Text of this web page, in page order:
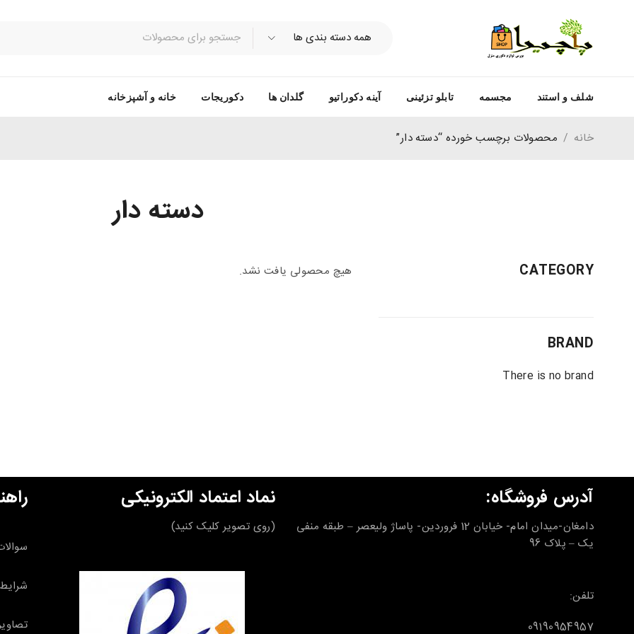
شلف و استند مجسمه تابلو تزئینی آینه دکوراتیو گلدان ها دکوریجات خانه و آشپزخانه
دسته دار
خانه / محصولات برچسب خورده “دسته دار”
CATEGORY
BRAND
There is no brand
هیچ محصولی یافت نشد.
آدرس فروشگاه:
دامغان-میدان امام- خیابان 12 فروردین- پاساژ ولیعصر – طبقه منفی
یک – پلاک 96
تلفن:
09190954957
نماد اعتماد الکترونیکی
(روی تصویر کلیک کنید)